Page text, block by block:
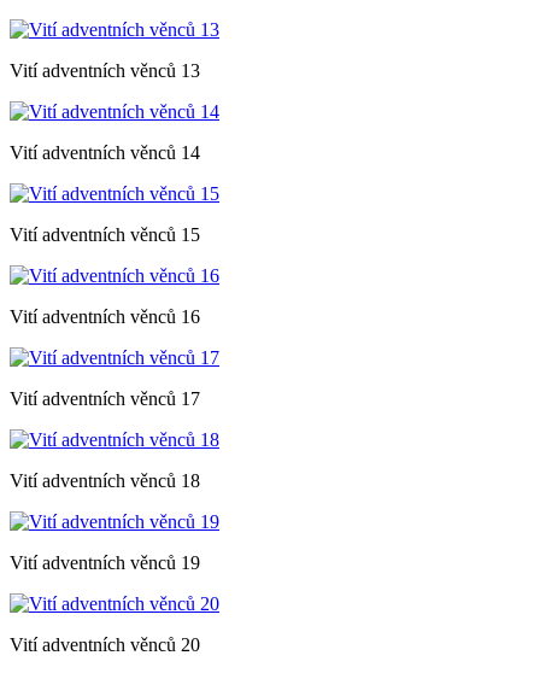
Vití adventních věnců 13
Vití adventních věnců 14
Vití adventních věnců 15
Vití adventních věnců 16
Vití adventních věnců 17
Vití adventních věnců 18
Vití adventních věnců 19
Vití adventních věnců 20